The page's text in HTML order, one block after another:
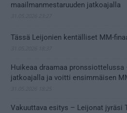
maailmanmestaruuden jatkoajalla
Tässä Leijonien kentälliset MM-
Huikeaa draamaa pronssiottelussa
jatkoajalla ja voitti ensimmäisen
Vakuuttava esitys – Leijonat jyräsi